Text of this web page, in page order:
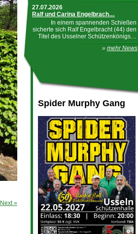
Next »
Spider Murphy Gang
27.07.2026
Ralf und Carina Engelbrach…
In einem spannenden Schießen
sicherte sich Ralf Engelbracht (44) den
Titel des Usselner Schützenkönigs…
» mehr News